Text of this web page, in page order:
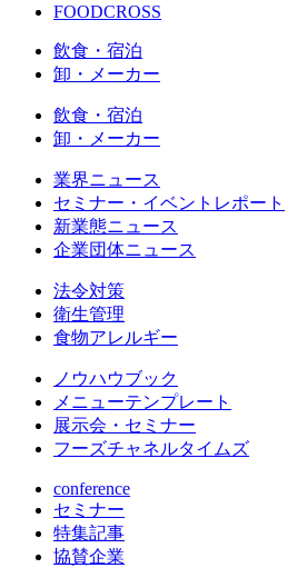
FOODCROSS
飲食・宿泊
卸・メーカー
飲食・宿泊
卸・メーカー
業界ニュース
セミナー・イベントレポート
新業態ニュース
企業団体ニュース
法令対策
衛生管理
食物アレルギー
ノウハウブック
メニューテンプレート
展示会・セミナー
フーズチャネルタイムズ
conference
セミナー
特集記事
協賛企業